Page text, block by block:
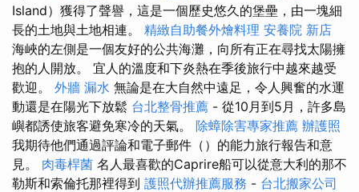
Island）獲得了聲譽，這是一個歷史悠久的堡壘，由一塊細
長的土地與土地相連。 精緻自助餐外燴料理 安養院 新店
海峽的左側是一個友好的公共海灘，向所有正在尋找太陽擁
抱的人開放。 宜人的溫度和下炎熱在季後旅行中越來越受
歡迎。 外牆 漏水 無論是在大自然中遠足，令人興奮的水運
動還是在陽光下放鬆 台北整骨推薦 - 從10月到5月，許多島
嶼都誘使旅客避免寒冷的天氣。 除蟑除害專家推薦 辦護照
我期待他們通過評論和電子郵件（）的能力旅行報告和意
見。 肉毒桿菌 名人最喜歡的Caprire船可以從意大利的那不
勒斯和索倫托那裡得到 護照代辦推薦服務 - 台北搬家公司